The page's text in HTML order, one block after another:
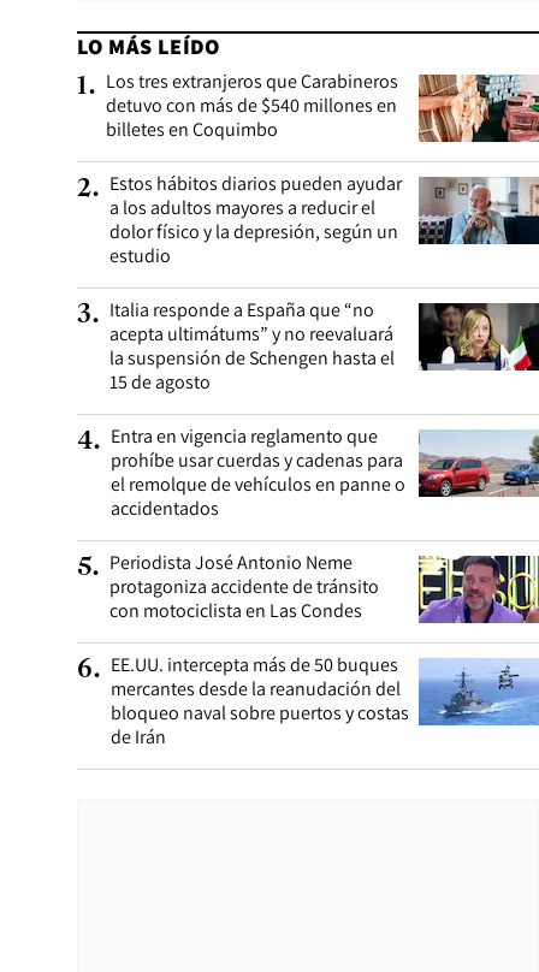
LO MÁS LEÍDO
1. Los tres extranjeros que Carabineros
detuvo con más de $540 millones en
billetes en Coquimbo
2. Estos hábitos diarios pueden ayudar
a los adultos mayores a reducir el
dolor físico y la depresión, según un
estudio
3. Italia responde a España que “no
acepta ultimátums” y no reevaluará
la suspensión de Schengen hasta el
15 de agosto
4. Entra en vigencia reglamento que
prohíbe usar cuerdas y cadenas para
el remolque de vehículos en panne o
accidentados
5. Periodista José Antonio Neme
protagoniza accidente de tránsito
con motociclista en Las Condes
6. EE.UU. intercepta más de 50 buques
mercantes desde la reanudación del
bloqueo naval sobre puertos y costas
de Irán